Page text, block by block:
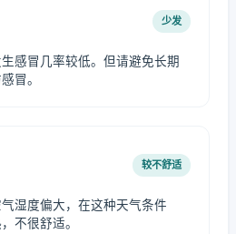
少发
感冒几率较低。但请避免长期
冒。
较不舒适
湿度偏大，在这种天气条件
不很舒适。